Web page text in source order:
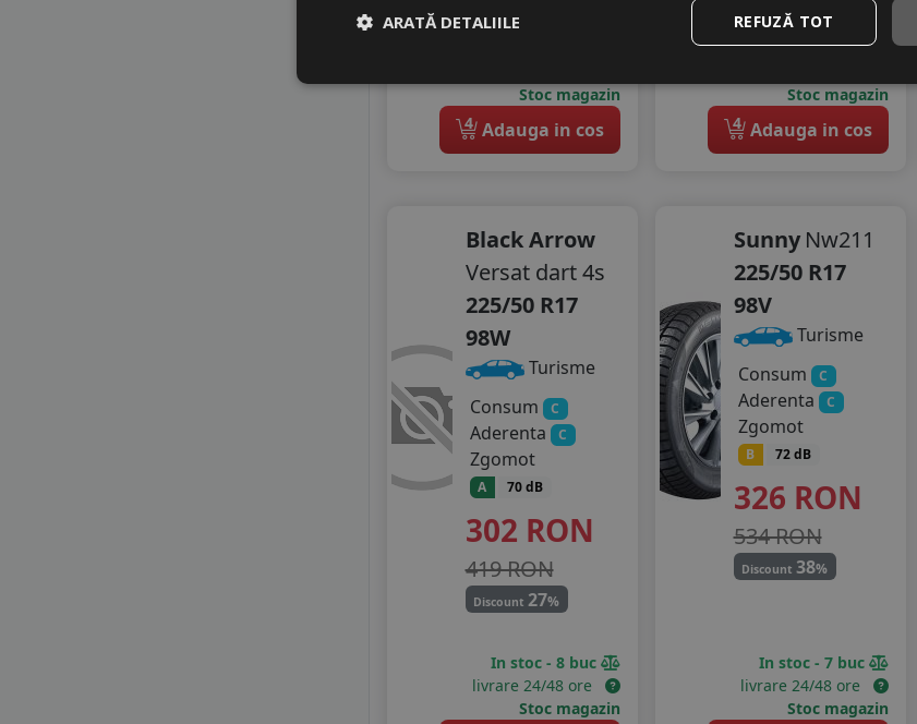
Discount
Stoc magazin
4 Adauga in cos
In stoc - peste 12 buc
Stoc magazin
4 Adauga in cos
Black Arrow
Versat dart 4s
225/50 R17
98W
Turisme
Consum
C
Aderenta C
Zgomot
A 70 dB
302 RON
419 RON
Discount 27%
In stoc - 8 buc
livrare 24/48 ore
Stoc magazin
Sunny Nw211
225/50 R17
98V
Turisme
Consum
C
Aderenta C
Zgomot
B 72 dB
326 RON
534 RON
Discount38%
In stoc - 7 buc
livrare 24/48 ore
Stoc magazin
REFUZĂ TOT
ARATĂ DETALIILE